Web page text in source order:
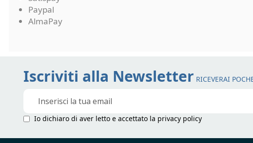
Paypal
AlmaPay
Iscriviti alla Newsletter RICEVERAI
Newsletter:
Io dichiaro di aver letto e accettato la privacy policy